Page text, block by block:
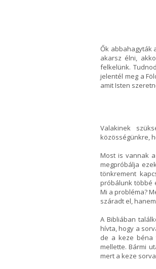
Ők abbahagyták
akarsz élni,
felkelünk.
jelentél meg a
amit Isten
Valakinek
közösségünkre,
Most is vannak
megpróbálja
tönkrement
próbálunk többé
Mi a probléma?
száradt el,
A Bibliában
hívta, hogy a
de a keze béna
mellette. Bármi
mert a keze